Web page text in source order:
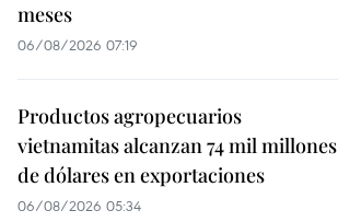
meses
06/08/2026 07:19
Productos agropecuarios
vietnamitas alcanzan 74 mil millones
de dólares en exportaciones
06/08/2026 05:34